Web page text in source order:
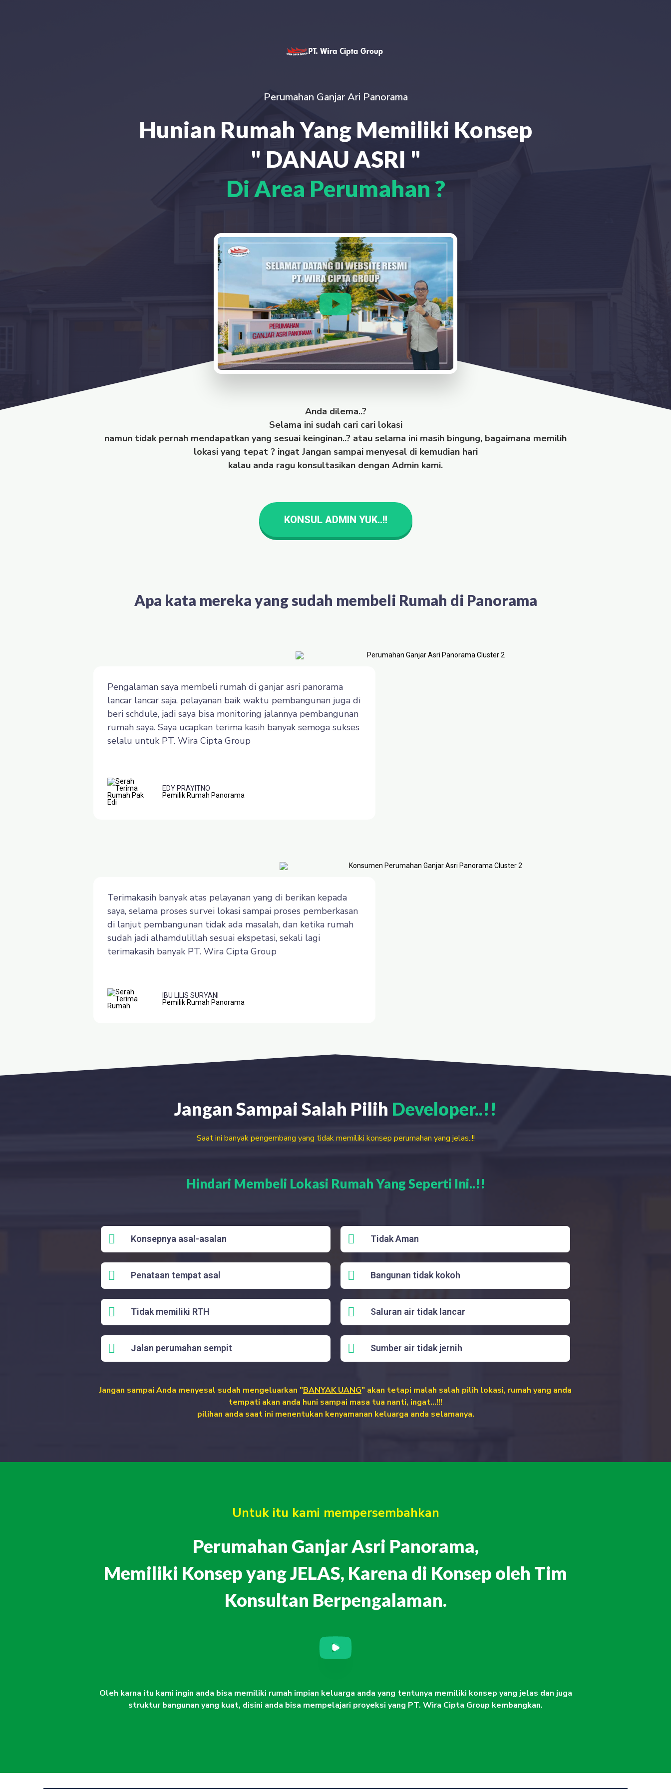
Perumahan Ganjar Ari Panorama
Hunian Rumah Yang Memiliki Konsep
" DANAU ASRI "
Di Area Perumahan ?
Anda dilema..?
Selama ini sudah cari cari lokasi
namun tidak pernah mendapatkan yang sesuai keinginan..? atau selama ini masih bingung, bagaimana memilih
lokasi yang tepat ? ingat Jangan sampai menyesal di kemudian hari
kalau anda ragu konsultasikan dengan Admin kami.
KONSUL ADMIN YUK..!!
Apa kata mereka yang sudah membeli Rumah di Panorama
Pengalaman saya membeli rumah di ganjar asri panorama
lancar lancar saja, pelayanan baik waktu pembangunan juga di
beri schdule, jadi saya bisa monitoring jalannya pembangunan
rumah saya. Saya ucapkan terima kasih banyak semoga sukses
selalu untuk PT. Wira Cipta Group
EDY PRAYITNO
Pemilik Rumah Panorama
Terimakasih banyak atas pelayanan yang di berikan kepada
saya, selama proses survei lokasi sampai proses pemberkasan
di lanjut pembangunan tidak ada masalah, dan ketika rumah
sudah jadi alhamdulillah sesuai ekspetasi, sekali lagi
terimakasih banyak PT. Wira Cipta Group
IBU LILIS SURYANI
Pemilik Rumah Panorama
Jangan Sampai Salah Pilih Developer..!!
Saat ini banyak pengembang yang tidak memiliki konsep perumahan yang jelas..!!
Hindari Membeli Lokasi Rumah Yang Seperti Ini..!!
Konsepnya asal-asalan
Penataan tempat asal
Tidak memiliki RTH
Jalan perumahan sempit
Tidak Aman
Bangunan tidak kokoh
Saluran air tidak lancar
Sumber air tidak jernih
Jangan sampai Anda menyesal sudah mengeluarkan "BANYAK UANG" akan tetapi malah salah pilih lokasi, rumah yang anda
tempati akan anda huni sampai masa tua nanti, ingat...!!!
pilihan anda saat ini menentukan kenyamanan keluarga anda selamanya.
Untuk itu kami mempersembahkan
Perumahan Ganjar Asri Panorama,
Memiliki Konsep yang JELAS, Karena di Konsep oleh Tim
Konsultan Berpengalaman.
Oleh karna itu kami ingin anda bisa memiliki rumah impian keluarga anda yang tentunya memiliki konsep yang jelas dan juga
struktur bangunan yang kuat, disini anda bisa mempelajari proyeksi yang PT. Wira Cipta Group kembangkan.